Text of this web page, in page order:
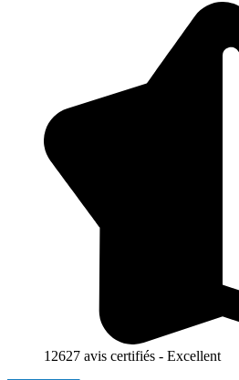
12627 avis certifiés - Excellent